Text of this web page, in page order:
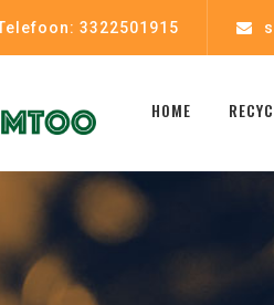
3322501915
HOME